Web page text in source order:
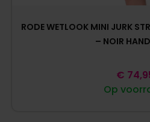
RODE WETLOOK MINI JURK
– NOIR
Op
€